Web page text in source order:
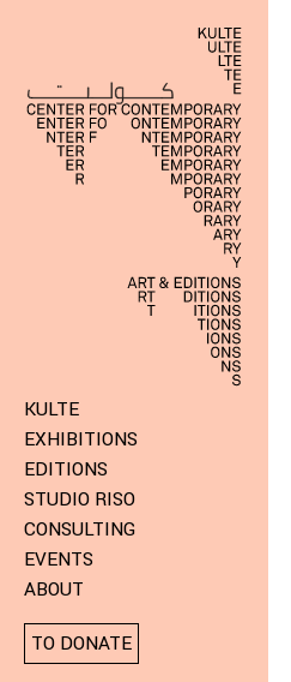
KULTE
EXHIBITIONS
EDITIONS
STUDIO RISO
CONSULTING
EVENTS
ABOUT
TO DONATE